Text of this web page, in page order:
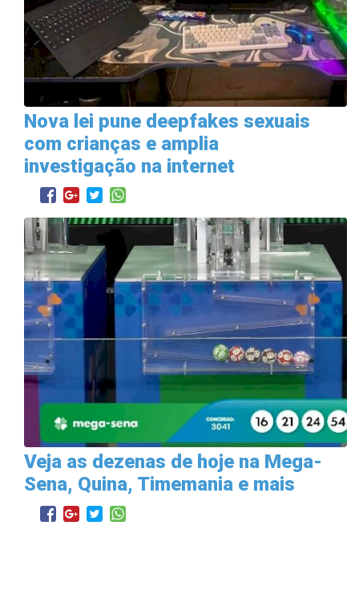
Nova lei pune deepfakes sexuais
com crianças e amplia
investigação na internet
Veja as dezenas de hoje na Mega-
Sena, Quina, Timemania e mais